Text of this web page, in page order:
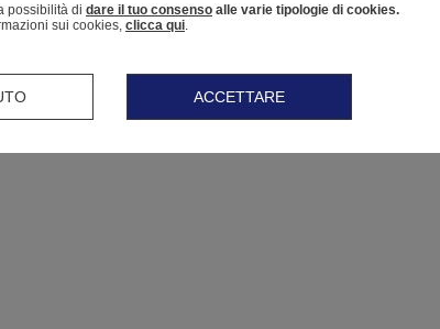
possibilità di dare il tuo consenso alle varie tipologie di cookies.
sui cookies, clicca qui
ACCETTARE